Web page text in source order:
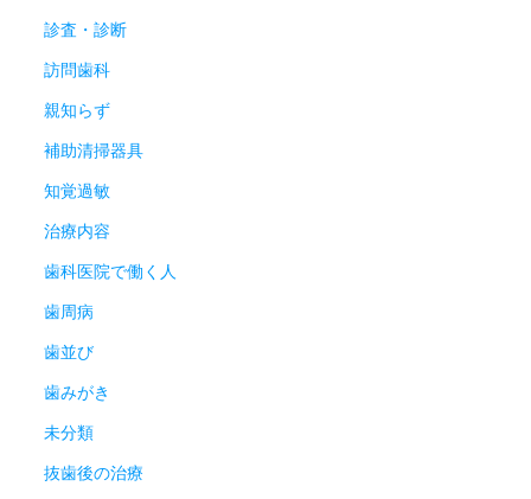
診査・診断
訪問歯科
親知らず
補助清掃器具
知覚過敏
治療内容
歯科医院で働く人
歯周病
歯並び
歯みがき
未分類
抜歯後の治療